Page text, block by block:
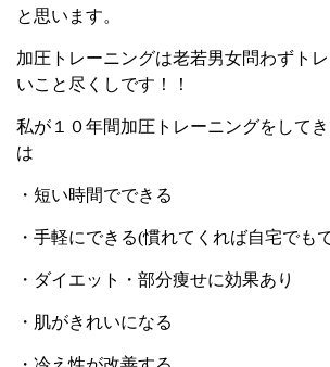
と思います。
加圧トレーニングは老若男女問わずト
いこと尽くしです！！
私が１０年間加圧トレーニングをして
は
・短い時間でできる
・手軽にできる(慣れてくれば自宅でも
・ダイエット・部分痩せに効果あり
・肌がきれいになる